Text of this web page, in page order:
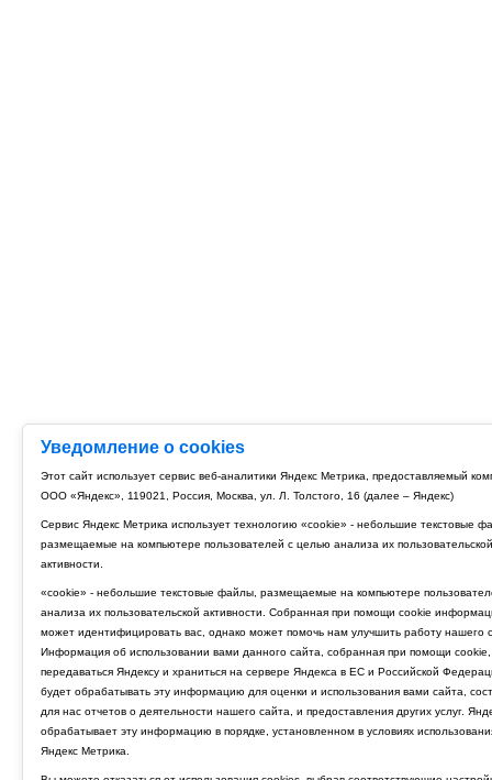
Уведомление о cookies
Этот сайт использует сервис веб-аналитики Яндекс Метрика, предоставляемый
ООО «Яндекс», 119021, Россия, Москва, ул. Л. Толстого, 16 (далее – Яндекс)
Сервис Яндекс Метрика использует технологию «cookie» - небольшие текстовые
размещаемые на компьютере пользователей с целью анализа их пользовательской
активности.
«cookie» - небольшие текстовые файлы, размещаемые на компьютере
анализа их пользовательской активности. Собранная при помощи cookie
может идентифицировать вас, однако может помочь нам улучшить работу нашего
Информация об использовании вами данного сайта, собранная при помощи cookie,
передаваться Яндексу и храниться на сервере Яндекса в ЕС и Российской
будет обрабатывать эту информацию для оценки и использования вами сайта,
для нас отчетов о деятельности нашего сайта, и предоставления других услуг.
обрабатывает эту информацию в порядке, установленном в условиях
Яндекс Метрика.